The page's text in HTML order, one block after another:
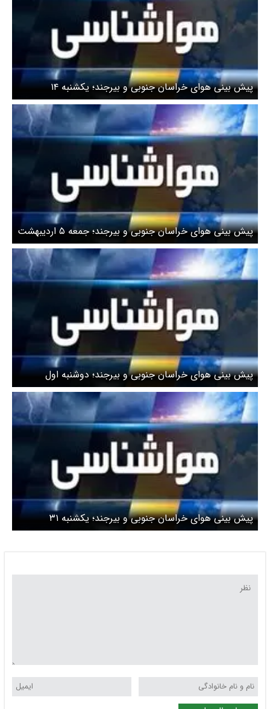
پیش بینی هوای خراسان جنوبی و بیرجند؛ یکشنبه ۱۴
اردیبهشت ماه
پیش بینی هوای خراسان جنوبی و بیرجند؛ جمعه ۵ اردیبهشت
پیش بینی هوای خراسان جنوبی و بیرجند؛ دوشنبه اول
اردیبهشت ماه
پیش بینی هوای خراسان جنوبی و بیرجند؛ یکشنبه ۳۱
فروردین